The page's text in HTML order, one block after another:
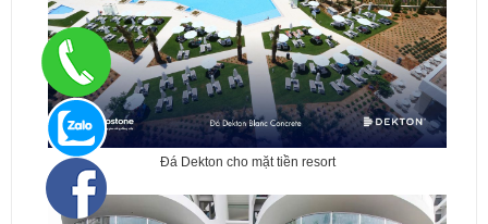
Đá Dekton cho mặt tiền resort